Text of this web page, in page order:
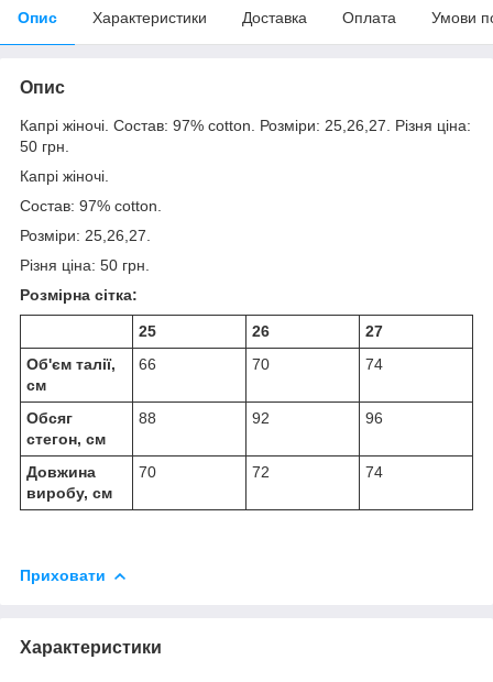
Опис Характеристики Доставка Оплата Умови
Опис
Капрі жіночі. Состав: 97% cotton. Розміри: 25,26,27. Різня ціна:
50 грн.
Капрі жіночі.
Состав: 97% cotton.
Розміри: 25,26,27.
Різня ціна: 50 грн.
Розмірна сітка:
25 26
27
Об'єм талії,
см
66 70 74
Обсяг
стегон, см
88 92 96
Довжина
виробу, см
70 72 74
Приховати
Характеристики